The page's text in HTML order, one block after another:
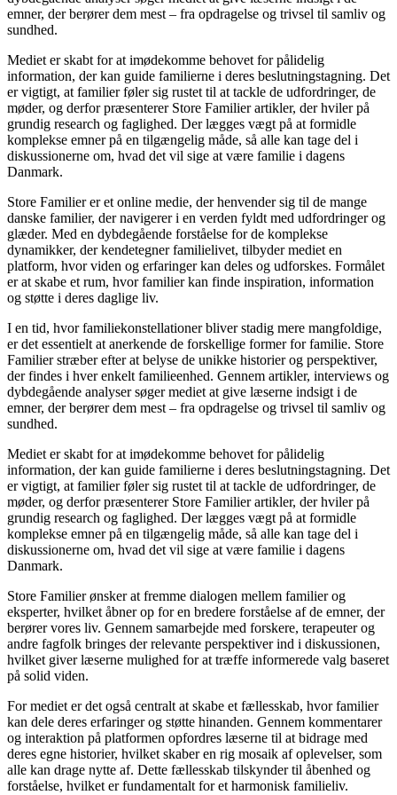
emner, der berører dem mest – fra opdragelse og trivsel til samliv og
sundhed.
Mediet er skabt for at imødekomme behovet for pålidelig
information, der kan guide familierne i deres beslutningstagning. Det
er vigtigt, at familier føler sig rustet til at tackle de udfordringer, de
møder, og derfor præsenterer Store Familier artikler, der hviler på
grundig research og faglighed. Der lægges vægt på at formidle
komplekse emner på en tilgængelig måde, så alle kan tage del i
diskussionerne om, hvad det vil sige at være familie i dagens
Danmark.
Store Familier er et online medie, der henvender sig til de mange
danske familier, der navigerer i en verden fyldt med udfordringer og
glæder. Med en dybdegående forståelse for de komplekse
dynamikker, der kendetegner familielivet, tilbyder mediet en
platform, hvor viden og erfaringer kan deles og udforskes. Formålet
er at skabe et rum, hvor familier kan finde inspiration, information
og støtte i deres daglige liv.
I en tid, hvor familiekonstellationer bliver stadig mere mangfoldige,
er det essentielt at anerkende de forskellige former for familie. Store
Familier stræber efter at belyse de unikke historier og perspektiver,
der findes i hver enkelt familieenhed. Gennem artikler, interviews og
dybdegående analyser søger mediet at give læserne indsigt i de
emner, der berører dem mest – fra opdragelse og trivsel til samliv og
sundhed.
Mediet er skabt for at imødekomme behovet for pålidelig
information, der kan guide familierne i deres beslutningstagning. Det
er vigtigt, at familier føler sig rustet til at tackle de udfordringer, de
møder, og derfor præsenterer Store Familier artikler, der hviler på
grundig research og faglighed. Der lægges vægt på at formidle
komplekse emner på en tilgængelig måde, så alle kan tage del i
diskussionerne om, hvad det vil sige at være familie i dagens
Danmark.
Store Familier ønsker at fremme dialogen mellem familier og
eksperter, hvilket åbner op for en bredere forståelse af de emner, der
berører vores liv. Gennem samarbejde med forskere, terapeuter og
andre fagfolk bringes der relevante perspektiver ind i diskussionen,
hvilket giver læserne mulighed for at træffe informerede valg baseret
på solid viden.
For mediet er det også centralt at skabe et fællesskab, hvor familier
kan dele deres erfaringer og støtte hinanden. Gennem kommentarer
og interaktion på platformen opfordres læserne til at bidrage med
deres egne historier, hvilket skaber en rig mosaik af oplevelser, som
alle kan drage nytte af. Dette fællesskab tilskynder til åbenhed og
forståelse, hvilket er fundamentalt for et harmonisk familieliv.